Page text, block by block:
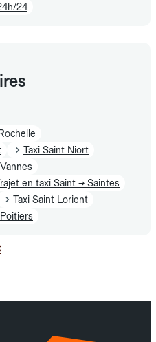
24
Taxi Saint Niort
en taxi Saint → Saintes
Taxi Saint Lorient